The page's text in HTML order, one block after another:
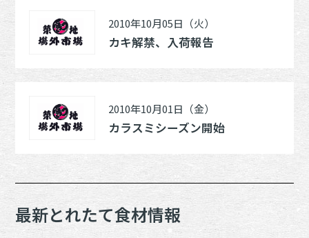
2010年10月05日（火）
カキ解禁、入荷報告
2010年10月01日（金）
カラスミシーズン開始
最新とれたて食材情報